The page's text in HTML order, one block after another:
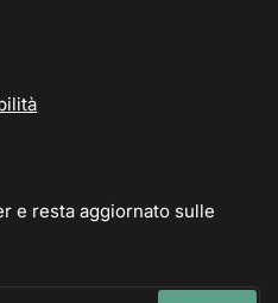
e resta aggiornato sulle